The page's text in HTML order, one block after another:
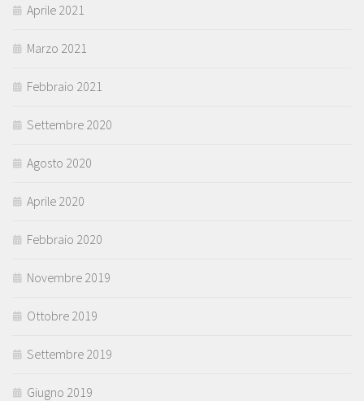
Aprile 2021
Marzo 2021
Febbraio 2021
Settembre 2020
Agosto 2020
Aprile 2020
Febbraio 2020
Novembre 2019
Ottobre 2019
Settembre 2019
Giugno 2019